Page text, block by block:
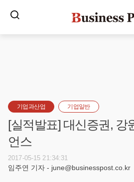
기업과산업 기업일반
[실적발표] 대신증권, 강
언스
2017-05-15 21:34:31
임주연 기자 - june@businesspost.co.kr